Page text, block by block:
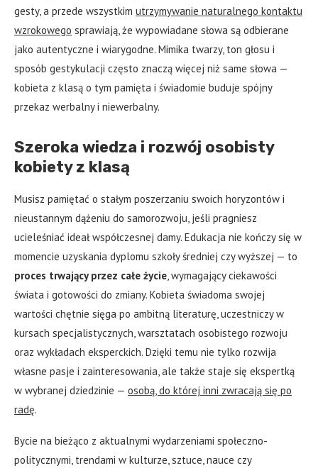
gesty, a przede wszystkim utrzymywanie naturalnego kontaktu
wzrokowego sprawiają, że wypowiadane słowa są odbierane
jako autentyczne i wiarygodne. Mimika twarzy, ton głosu i
sposób gestykulacji często znaczą więcej niż same słowa —
kobieta z klasą o tym pamięta i świadomie buduje spójny
przekaz werbalny i niewerbalny.
Szeroka wiedza i rozwój osobisty
kobiety z klasą
Musisz pamiętać o stałym poszerzaniu swoich horyzontów i
nieustannym dążeniu do samorozwoju, jeśli pragniesz
ucieleśniać ideał współczesnej damy. Edukacja nie kończy się w
momencie uzyskania dyplomu szkoły średniej czy wyższej — to
proces trwający przez całe życie, wymagający ciekawości
świata i gotowości do zmiany. Kobieta świadoma swojej
wartości chętnie sięga po ambitną literaturę, uczestniczy w
kursach specjalistycznych, warsztatach osobistego rozwoju
oraz wykładach eksperckich. Dzięki temu nie tylko rozwija
własne pasje i zainteresowania, ale także staje się ekspertką
w wybranej dziedzinie — osobą, do której inni zwracają się po
radę.
Bycie na bieżąco z aktualnymi wydarzeniami społeczno-
politycznymi, trendami w kulturze, sztuce, nauce czy